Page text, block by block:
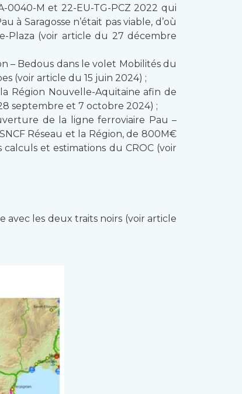
0040-M et 22-EU-TG-PCZ 2022 qui
Saragosse n’était pas viable, d’où
Plaza (voir article du 27 décembre
– Bedous dans le volet Mobilités du
(voir article du 15 juin 2024) ;
Région Nouvelle-Aquitaine afin de
septembre et 7 octobre 2024) ;
de la ligne ferroviaire Pau –
Réseau et la Région, de 800M€
et estimations du CROC (voir
avec les deux traits noirs (voir article